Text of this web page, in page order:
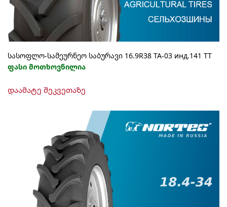
სასოფლო-სამეურნეო საბურავი 16.9R38 TA-03 инд.141 ТТ
ფასი მოთხოვნილია
დაამატე შეკვეთაზე